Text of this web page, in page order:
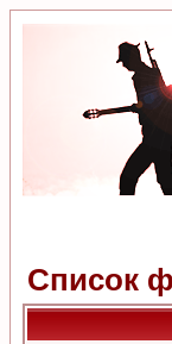
Список